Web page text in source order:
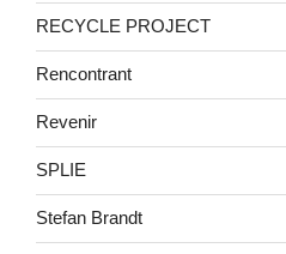
RECYCLE PROJECT
Rencontrant
Revenir
SPLIE
Stefan Brandt